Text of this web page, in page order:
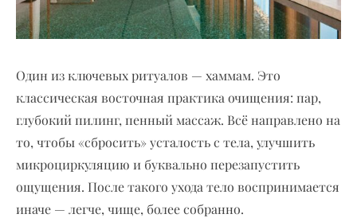
Один из ключевых ритуалов — хаммам. Это
классическая восточная практика очищения: пар,
глубокий пилинг, пенный массаж. Всё направлено на
то, чтобы «сбросить» усталость с тела, улучшить
микроциркуляцию и буквально перезапустить
ощущения. После такого ухода тело воспринимается
иначе — легче, чище, более собранно.